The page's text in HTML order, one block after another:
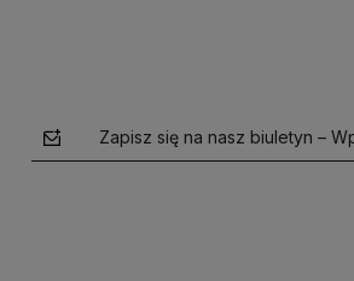
Zapisz się na nasz biuletyn –